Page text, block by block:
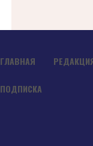
ГЛАВНАЯ
ПОДПИСКА